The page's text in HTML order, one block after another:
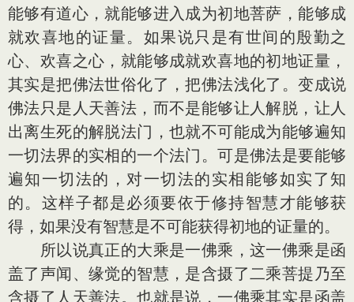
能够有道心，就能够进入成为初地菩萨，能够成
就欢喜地的证量。如果说只是有世间的殷勤之
心、欢喜之心，就能够成就欢喜地的初地证量，
其实是把佛法世俗化了，把佛法浅化了。变成说
佛法只是人天善法，而不是能够让人解脱，让人
出离生死的解脱法门，也就不可能成为能够遍知
一切法界的实相的一个法门。可是佛法是要能够
遍知一切法的，对一切法的实相能够如实了知
的。这样子都是必须要依于修持智慧才能够获
得，如果没有智慧是不可能获得初地的证量的。
所以说真正的大乘是一佛乘，这一佛乘是函
盖了声闻、缘觉的智慧，是含摄了二乘菩提乃至
含摄了人天善法。也就是说，一佛乘其实是函盖